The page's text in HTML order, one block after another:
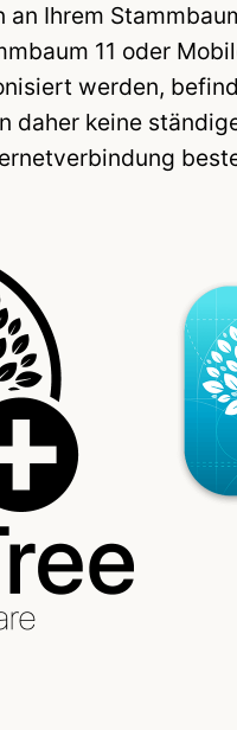
Ihrem
11 oder
werden,
daher keine